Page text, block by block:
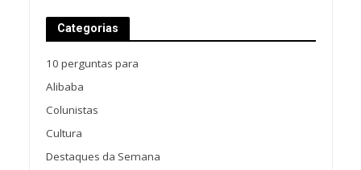
Categorias
10 perguntas para
Alibaba
Colunistas
Cultura
Destaques da Semana